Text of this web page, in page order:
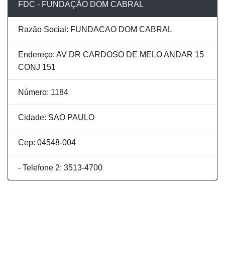
FDC - FUNDAÇÃO DOM CABRAL
Razão Social: FUNDACAO DOM CABRAL
Endereço: AV DR CARDOSO DE MELO ANDAR 15
CONJ 151
Número: 1184
Cidade: SAO PAULO
Cep: 04548-004
- Telefone 2: 3513-4700